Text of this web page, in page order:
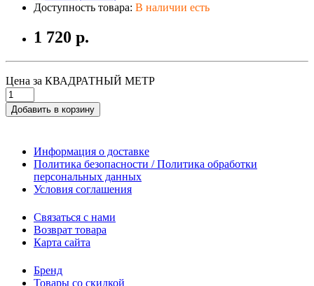
Доступность товара: В наличии есть
1 720 р.
Цена за КВАДРАТНЫЙ МЕТР
Добавить в корзину
Информация о доставке
Политика безопасности / Политика обработки
персональных данных
Условия соглашения
Связаться с нами
Возврат товара
Карта сайта
Бренд
Товары со скидкой